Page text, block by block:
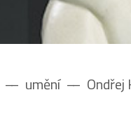
–– umění –– Ondřej